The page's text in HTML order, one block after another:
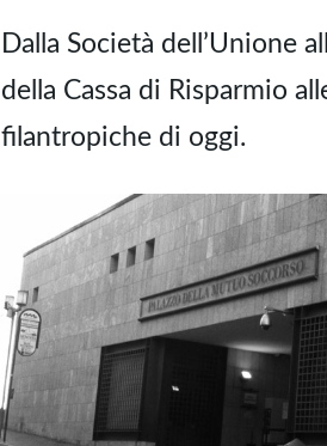
Dalla Società dell’Unione
della Cassa di Risparmio
filantropiche di oggi.